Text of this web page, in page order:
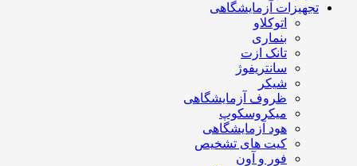
تجهیزات آزمایشگاهی
اتوکلاو
بنماری
تانک ازت
سانتریفوژ
شیکر
ظروف آزمایشگاهی
میکروسکوپ
هود آزمایشگاهی
کیت های تشخیص
فور و آون